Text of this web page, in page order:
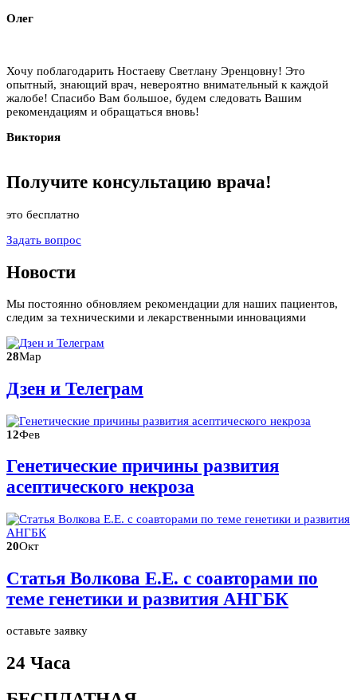
Олег
Хочу поблагодарить Ностаеву Светлану Эренцовну! Это
опытный, знающий врач, невероятно внимательный к каждой
жалобе! Спасибо Вам большое, будем следовать Вашим
рекомендациям и обращаться вновь!
Виктория
Получите консультацию врача!
это бесплатно
Задать вопрос
Новости
Мы постоянно обновляем рекомендации для наших пациентов,
следим за техническими и лекарственными инновациями
28Мар
Дзен и Телеграм
12Фев
Генетические причины развития
асептического некроза
20Окт
Статья Волкова Е.Е. с соавторами по
теме генетики и развития АНГБК
оставьте заявку
24 Часа